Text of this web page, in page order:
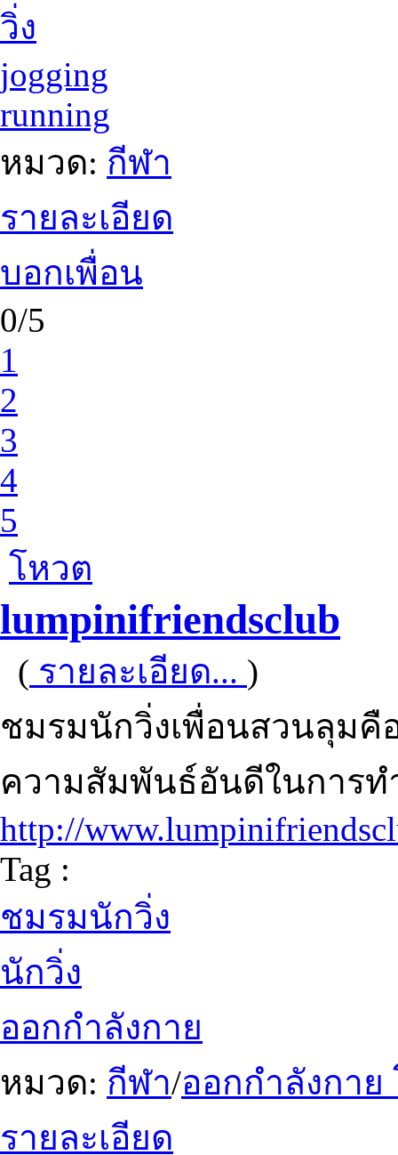
วิ่ง
jogging
running
หมวด: กีฬา
รายละเอียด
บอกเพื่อน
0/5
1
2
3
4
5
โหวต
lumpinifriendsclub
( รายละเอียด... )
ชมรมนักวิ่งเพื่อนสวนลุมคื
ความสัมพันธ์อันดีในการ
http://
Tag :
ชมรมนักวิ่ง
นักวิ่ง
ออกกำลังกาย
หมวด: กีฬา/ออกกำลังกาย
รายละเอียด